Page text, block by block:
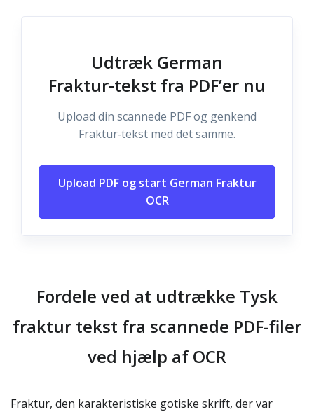
Udtræk German
Fraktur‑tekst fra PDF’er nu
Upload din scannede PDF og genkend
Fraktur‑tekst med det samme.
Upload PDF og start German Fraktur
OCR
Fordele ved at udtrække Tysk
fraktur tekst fra scannede PDF-filer
ved hjælp af OCR
Fraktur, den karakteristiske gotiske skrift, der var